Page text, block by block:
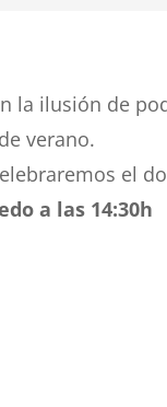
la ilusión de
verano.
el
a las 14:30h